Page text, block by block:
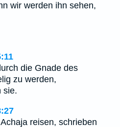
wir werden ihn sehen,
die Gnade des
zu werden,
sie.
reisen, schrieben